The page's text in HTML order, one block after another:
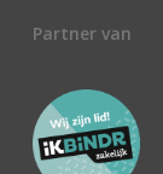
Partner van